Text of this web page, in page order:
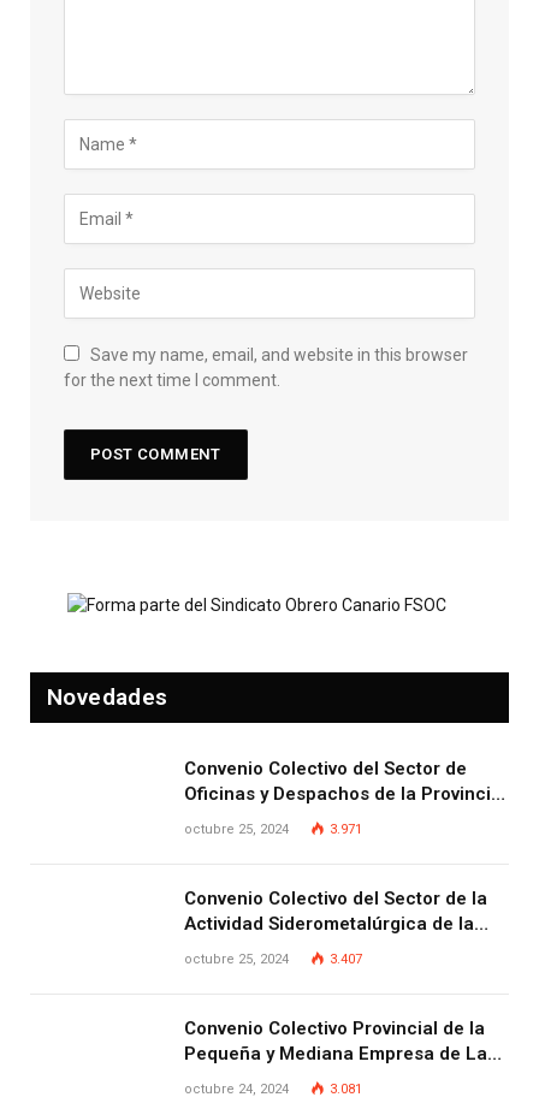
Save my name, email, and website in this browser
for the next time I comment.
Novedades
Convenio Colectivo del Sector de
Oficinas y Despachos de la Provincia
de Las Palmas
octubre 25, 2024 3.971
Convenio Colectivo del Sector de la
Actividad Siderometalúrgica de la
Provincia de Las Palmas
octubre 25, 2024 3.407
Convenio Colectivo Provincial de la
Pequeña y Mediana Empresa de Las
Palmas.
octubre 24, 2024 3.081